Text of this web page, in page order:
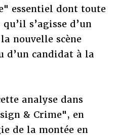
essentiel dont toute
s’agisse d’un
nouvelle scène
d’un candidat à la
analyse dans
& Crime", en
de la montée en